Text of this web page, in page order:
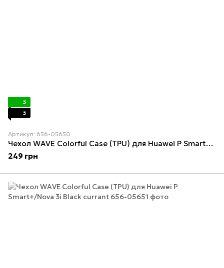
3
3
Артикул: 656-05650
Чехол WAVE Colorful Case (TPU) для Huawei P Smart+/Nova 3i Forest green
249 грн